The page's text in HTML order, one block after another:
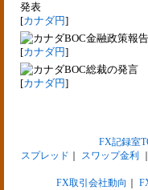
発表
[カナダ円]
BOC金融政策報告
[カナダ円]
BOC総裁の発言
[カナダ円]
FX記録室
スプレッド
スワップ金利
FX取引会社動向